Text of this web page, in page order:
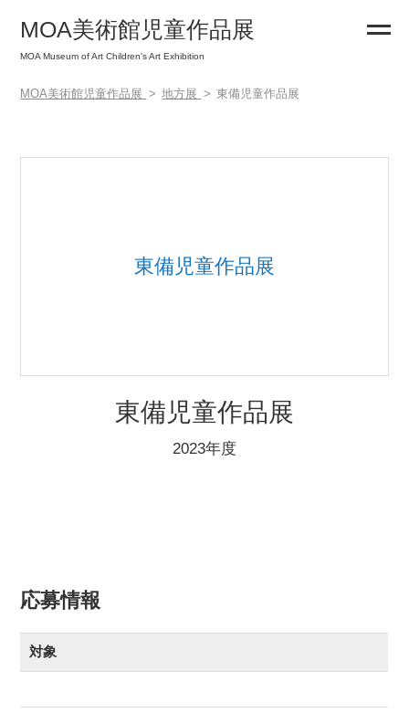
MOA美術館児童作品展
MOA Museum of Art Children's Art Exhibition
MOA美術館児童作品展 地方展 東備児童作品展
東備児童作品展
東備児童作品展
2023年度
応募情報
対象